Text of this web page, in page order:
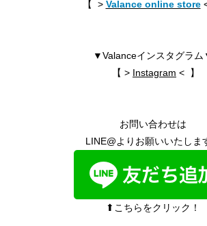
【 > Valance online store
▼Valanceインスタグラ
【 > Instagram < 】
お問い合わせは
LINE@よりお願いいたしま
⬆︎こちらをクリック！